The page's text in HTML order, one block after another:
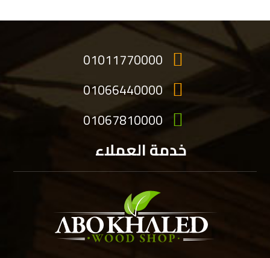
01011770000
01066440000
01067810000
خدمة العملاء